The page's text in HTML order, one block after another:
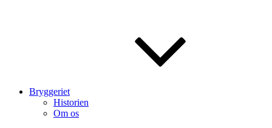
Bryggeriet
Historien
Om os